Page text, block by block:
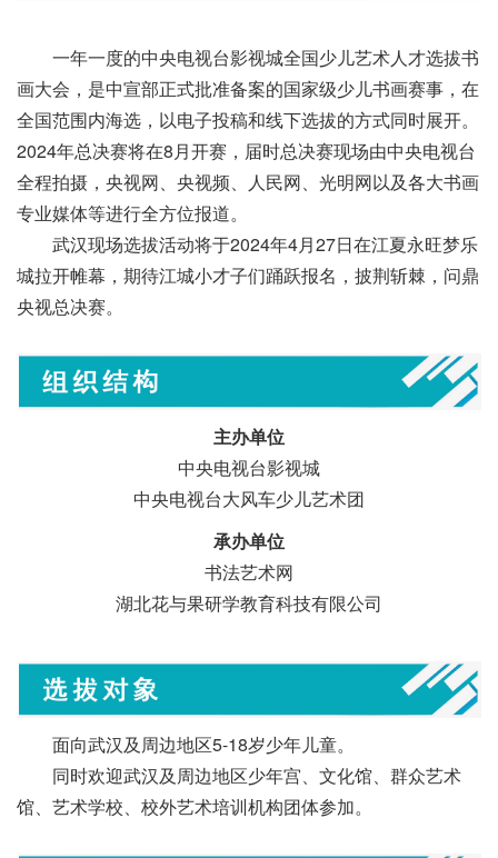
一年一度的中央电视台影视城全国少儿艺术人才选拔书
画大会，是中宣部正式批准备案的国家级少儿书画赛事，在
全国范围内海选，以电子投稿和线下选拔的方式同时展开。
2024年总决赛将在8月开赛，届时总决赛现场由中央电视台
全程拍摄，央视网、央视频、人民网、光明网以及各大书画
专业媒体等进行全方位报道。
武汉现场选拔活动将于2024年4月27日在江夏永旺梦乐
城拉开帷幕，期待江城小才子们踊跃报名，披荆斩棘，问鼎
央视总决赛。
主办单位
中央电视台影视城
中央电视台大风车少儿艺术团
承办单位
书法艺术网
湖北花与果研学教育科技有限公司
面向武汉及周边地区5-18岁少年儿童。
同时欢迎武汉及周边地区少年宫、文化馆、群众艺术
馆、艺术学校、校外艺术培训机构团体参加。